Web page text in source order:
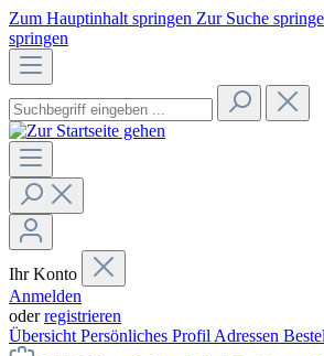
Zum Hauptinhalt springen Zur Suche
springen
Ihr Konto
Anmelden
oderregistrieren
Übersicht Persönliches Profil Adressen